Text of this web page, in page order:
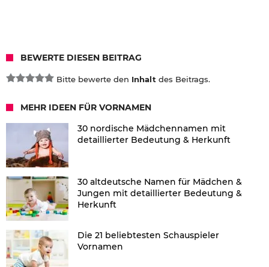
BEWERTE DIESEN BEITRAG
Bitte bewerte den Inhalt des Beitrags.
MEHR IDEEN FÜR VORNAMEN
30 nordische Mädchennamen mit
detaillierter Bedeutung & Herkunft
30 altdeutsche Namen für Mädchen &
Jungen mit detaillierter Bedeutung &
Herkunft
Die 21 beliebtesten Schauspieler
Vornamen